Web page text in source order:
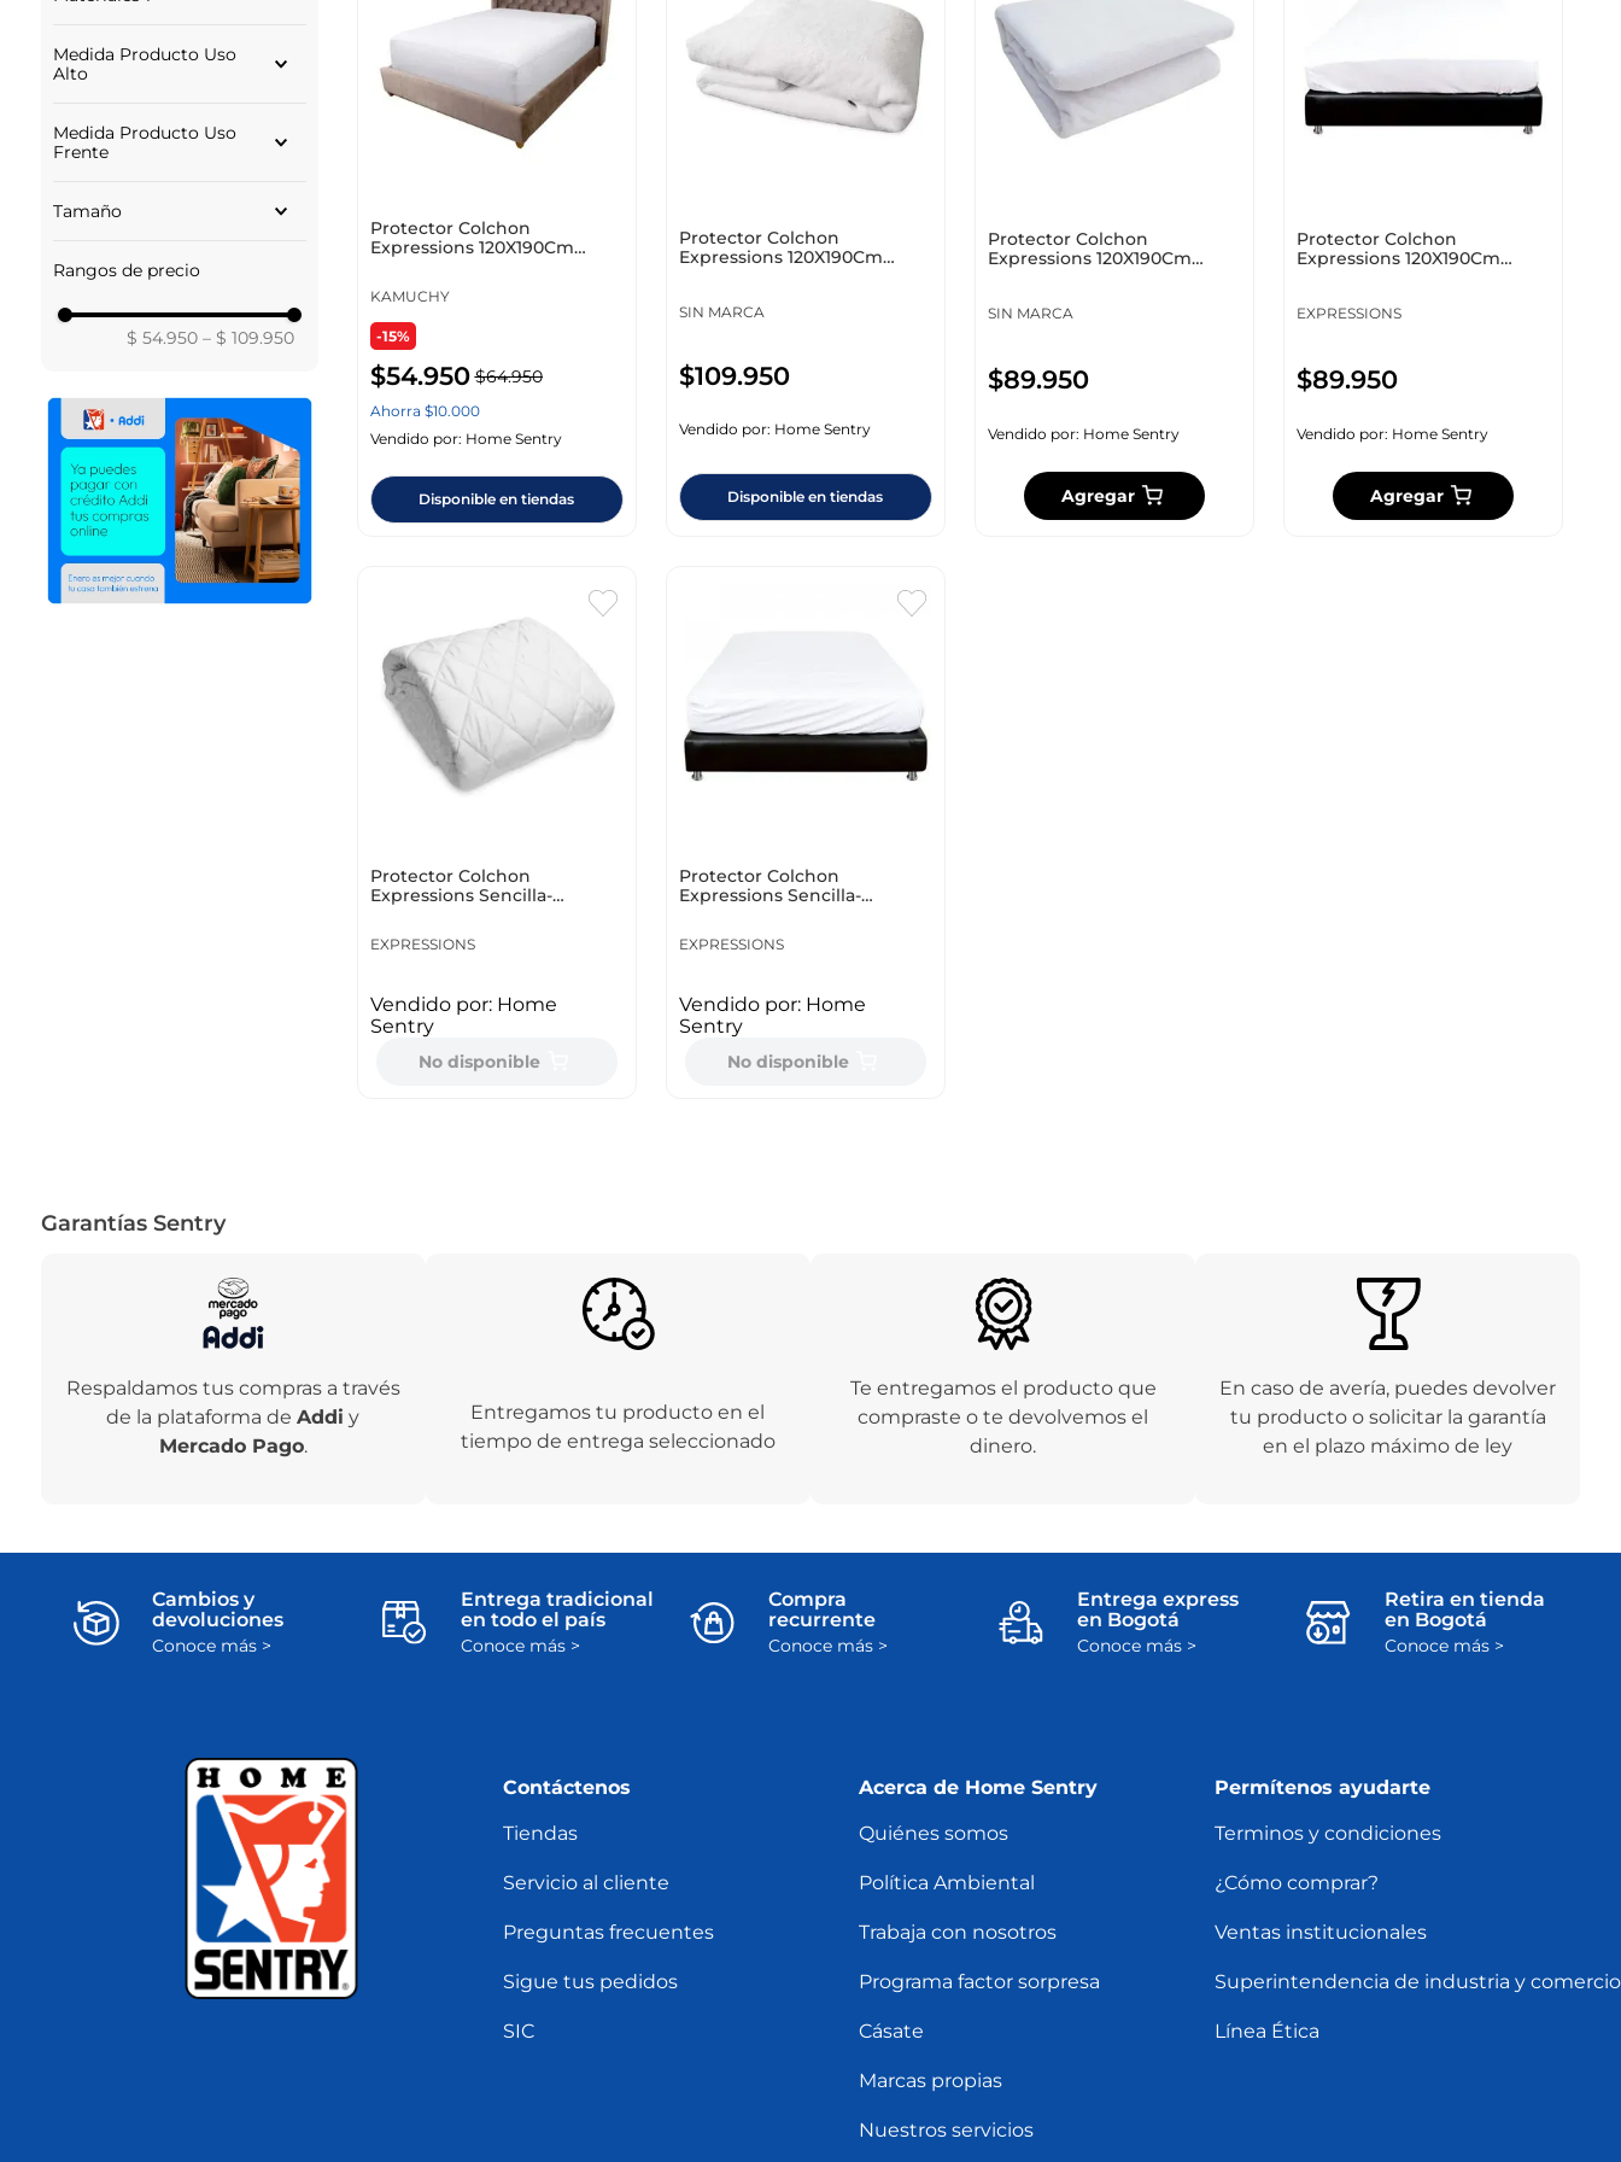
PVC
POLIESTER
Medida Producto Uso
Alto
Medida Producto Uso
Frente
Tamaño
Rangos de precio
$ 54.950 – $ 109.950
Protector Colchon
Expressions 120X190Cm
KAMUCHY
-15%
$54.950 $64.950
Ahorra $10.000
Vendido por: Home Sentry
Disponible en tiendas
Protector Colchon
Expressions 120X190Cm
SIN MARCA
$109.950
Vendido por: Home Sentry
Disponible en tiendas
Protector Colchon
Expressions 120X190Cm
SIN MARCA
$89.950
Vendido por: Home Sentry
Agregar
Protector Colchon
Expressions 120X190Cm
EXPRESSIONS
$89.950
Vendido por: Home Sentry
Agregar
Protector Colchon
Expressions Sencilla-
EXPRESSIONS
Vendido por: Home
Sentry
No disponible
Protector Colchon
Expressions Sencilla-
EXPRESSIONS
Vendido por: Home
Sentry
No disponible
Garantías Sentry
Respaldamos tus compras a través
de la plataforma deAddi y
Mercado Pago.
Entregamos tu producto en el
tiempo de entrega seleccionado
Te entregamos el producto que
compraste o te devolvemos el
dinero.
En caso de avería, puedes devolver
tu producto o solicitar la garantía
en el plazo máximo de ley
Cambios y
devoluciones
Conoce más >
Entrega tradicional
en todo el país
Conoce más >
Compra
recurrente
Conoce más >
Entrega express
en Bogotá
Conoce más >
Retira en tienda
en Bogotá
Conoce más >
Contáctenos
Tiendas
Servicio al cliente
Preguntas frecuentes
Sigue tus pedidos
SIC
Acerca de Home Sentry
Quiénes somos
Política Ambiental
Trabaja con nosotros
Programa factor sorpresa
Cásate
Marcas propias
Nuestros servicios
Permítenos ayudarte
Terminos y condiciones
¿Cómo comprar?
Ventas institucionales
Superintendencia de industria y comercio
Línea Ética
10